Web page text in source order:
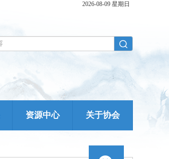
2026-08-09 星期日
资源中心 关于协会